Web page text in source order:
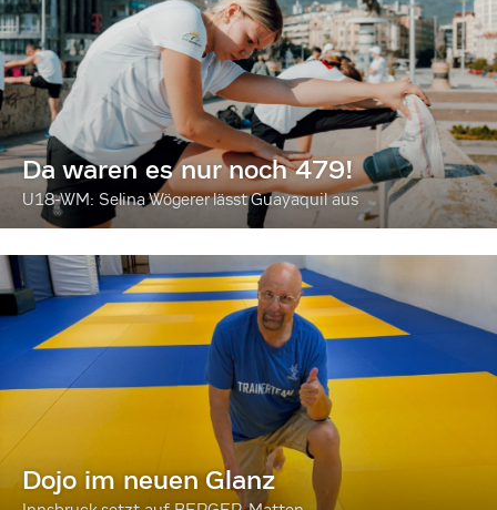
Da waren es nur noch 479!
U18-WM: Selina Wögerer lässt Guayaquil aus
Dojo im neuen Glanz